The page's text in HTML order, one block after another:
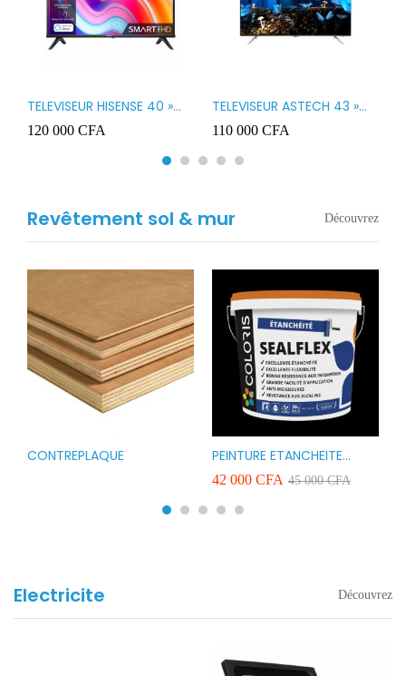
TELEVISEUR HISENSE 40 »
LED SMART VIDAA 40A4K
120 000 CFA
TELEVISEUR ASTECH 43 »
LED 43OD15
110 000 CFA
Revêtement sol & mur Découvrez
CONTREPLAQUE
PEINTURE ETANCHEITE
COLORIS SEAFLEX 20KG
COULEUR ROUGE BLANC
VERT ET GRIS
42 000 CFA 45 000CFA
Electricite Découvrez